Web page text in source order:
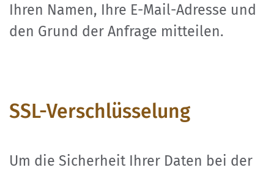
Ihren Namen, Ihre E-Mail-Adresse und
den Grund der Anfrage mitteilen.
SSL-Verschlüsselung
Um die Sicherheit Ihrer Daten bei der